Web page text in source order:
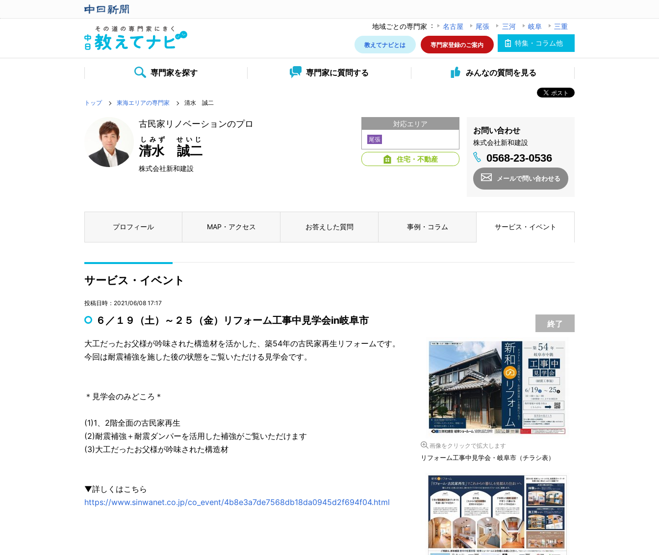
地域ごとの専門家 名古屋 尾張 三河 岐阜
三重
特集・コラム他
教えてナビとは 専門家登録のご案内
専門家を探す 専門家に質問する みんなの質問を見る
トップ 東海エリアの専門家 清水 誠二
古民家リノベーションのプロ
清水 誠二
しみず せいじ
株式会社新和建設
お問い合わせ
株式会社新和建設
0568-23-0536
メールで問い合わせる
対応エリア
尾張
住宅・不動産
プロフィール MAP・アクセス お答えした質問 事例・コラム サービス・イベント
サービス・イベント
投稿日時：2021/06/08 17:17
６／１９（土）～２５（金）リフォーム工事中見学会in岐阜市
終了
大工だったお父様が吟味された構造材を活かした、築54年の古民家再生リフォームです。
今回は耐震補強を施した後の状態をご覧いただける見学会です。
＊見学会のみどころ＊
(1)1、2階全面の古民家再生
(2)耐震補強＋耐震ダンパーを活用した補強がご覧いただけます
(3)大工だったお父様が吟味された構造材
▼詳しくはこちら
https://www.sinwanet.co.jp/co_event/4b8e3a7de7568db18da0945d2f694f04.html
画像をクリックで拡大します
リフォーム工事中見学会・岐阜市（チラシ表）